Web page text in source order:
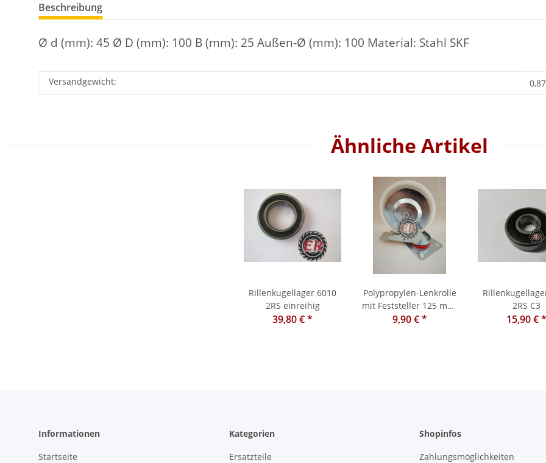
Beschreibung
Ø d (mm): 45 Ø D (mm): 100 B (mm): 25 Außen-Ø (mm): 100 Material: Stahl SKF
Produkteigenschaft
Wert
Versandgewicht:
Ähnliche Artikel
Rillenkugellager 6010
2RS einreihig
39,80 €*
Polypropylen-Lenkrolle
mit Feststeller 125 mm,
160 kg
9,90 €*
2RS C3
15,90 €*
Informationen
Startseite
Kategorien
Ersatzteile
Shopinfos
Zahlungsmöglichkeiten